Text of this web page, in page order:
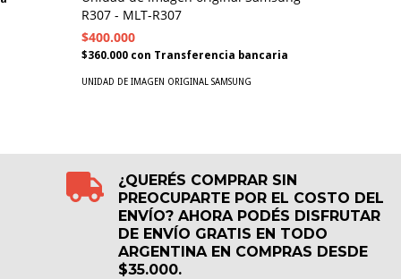
R307 - MLT-R307
$400.000
$360.000 con Transferencia bancaria
UNIDAD DE IMAGEN ORIGINAL SAMSUNG
¿QUERÉS COMPRAR SIN
PREOCUPARTE POR EL COSTO DEL
ENVÍO? AHORA PODÉS DISFRUTAR
DE ENVÍO GRATIS EN TODO
ARGENTINA EN COMPRAS DESDE
$35.000.